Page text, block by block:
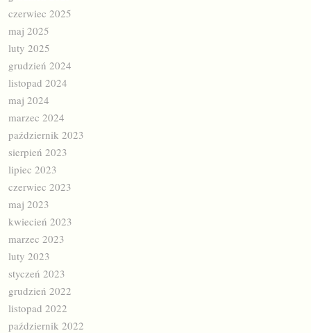
czerwiec 2025
maj 2025
luty 2025
grudzień 2024
listopad 2024
maj 2024
marzec 2024
październik 2023
sierpień 2023
lipiec 2023
czerwiec 2023
maj 2023
kwiecień 2023
marzec 2023
luty 2023
styczeń 2023
grudzień 2022
listopad 2022
październik 2022